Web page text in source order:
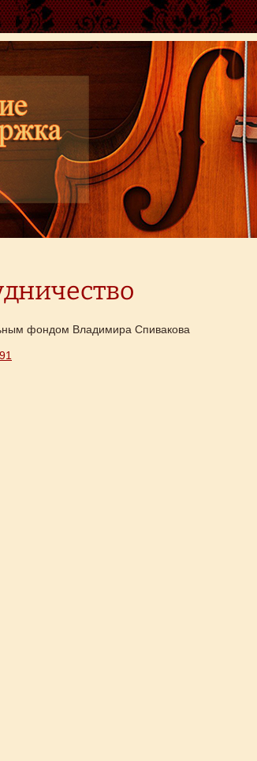
фондом Владимира Спивакова